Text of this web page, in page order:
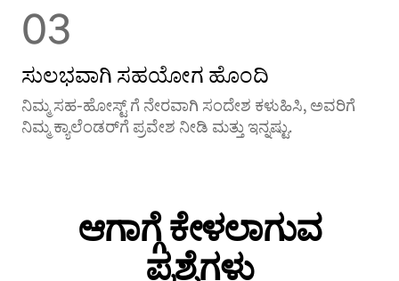
03
ಸುಲಭವಾಗಿ ಸಹಯೋಗ ಹೊಂದಿ
ನಿಮ್ಮ ಸಹ-ಹೋಸ್ಟ್ ‌ಗೆ ನೇರವಾಗಿ ಸಂದೇಶ ಕಳುಹಿಸಿ, ಅವರಿಗೆ
ನಿಮ್ಮ ಕ್ಯಾಲೆಂಡರ್‌‌ಗೆ ಪ್ರವೇಶ ನೀಡಿ ಮತ್ತು ಇನ್ನಷ್ಟು.
ಆಗಾಗ್ಗೆ ಕೇಳಲಾಗುವ
ಪ್ರಶ್ನೆಗಳು